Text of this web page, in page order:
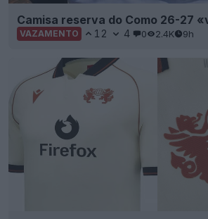
Camisa reserva do Como 26-27
VAZAMENTO 12 4 0 2.4K 9h